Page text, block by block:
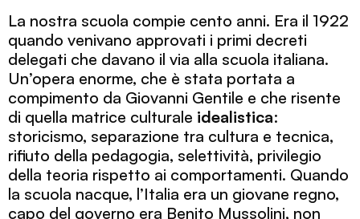
La nostra scuola compie cento anni. Era il 1922
quando venivano approvati i primi decreti
delegati che davano il via alla scuola italiana.
Un’opera enorme, che è stata portata a
compimento da Giovanni Gentile e che risente
di quella matrice culturale idealistica:
storicismo, separazione tra cultura e tecnica,
rifiuto della pedagogia, selettività, privilegio
della teoria rispetto ai comportamenti. Quando
la scuola nacque, l’Italia era un giovane regno,
capo del governo era Benito Mussolini, non